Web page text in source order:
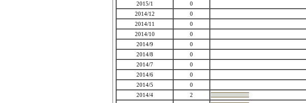
2015/1
0
2014/12
0
2014/11
0
2014/10
0
2014/9
0
2014/8
0
2014/7
0
2014/6
0
2014/5
0
2014/4
2